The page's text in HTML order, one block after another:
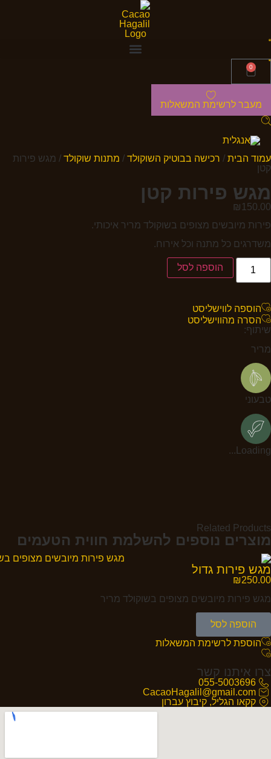
0
מעבר לרשימת המשאלות
עמוד הבית / רכישה בבוטיק השוקולד / מתנות שוקולד / מגש פירות
קטן
מגש פירות קטן
₪ 150.00
פירות מיובשים מצופים בשוקולד מריר איכותי.
משדרגים כל מתנה וכל אירוח.
הוספה לסל
הוספה לווישליסט
הסרה מהווישליסט
שיתוף:
מריר
טבעוני
Loading...
Related Products
מוצרים נוספים להשלמת חווית הטעמים
מגש פירות גדול
₪250.00
מגש פירות מיובשים מצופים בשוקולד מריר
הוספה לסל
הוספת לרשימת המשאלות
צרו איתנו קשר
055-5003696
CacaoHagalil@gmail.com
קקאו הגליל, קיבוץ עברון